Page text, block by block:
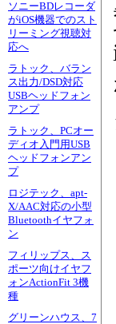
ソニーBDレコーダ
がiOS機器でのスト
リーミング視聴対
応へ
ラトック、バラン
ス出力/DSD対応
USBヘッドフォン
アンプ
ラトック、PCオー
ディオ入門用USB
ヘッドフォンアン
プ
ロジテック、apt-
X/AAC対応の小型
Bluetoothイヤフォ
ン
フィリップス、ス
ポーツ向けイヤフ
ォンActionFit 3機
種
グリーンハウス、7